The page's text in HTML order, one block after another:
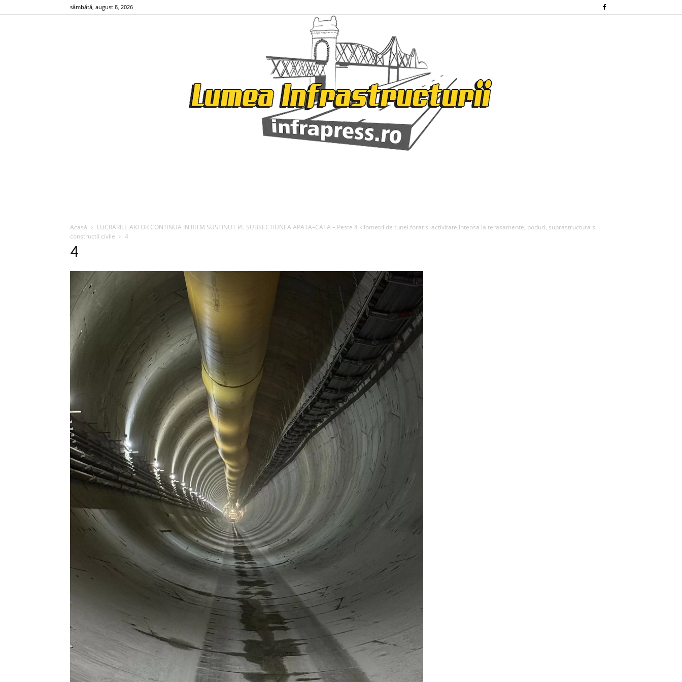
sâmbătă, august 8, 2026
Acasă
LUCRARILE AKTOR CONTINUA IN RITM SUSTINUT PE SUBSECTIUNEA APATA–CATA – Peste 4 kilometri de tunel forat si activitate intensa la terasamente, poduri, suprastructura si
constructii civile
4
4